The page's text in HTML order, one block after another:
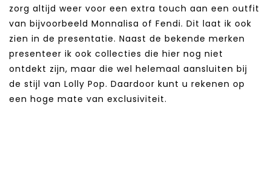
zorg altijd weer voor een extra touch aan een outfit
van bijvoorbeeld Monnalisa of Fendi. Dit laat ik ook
zien in de presentatie. Naast de bekende merken
presenteer ik ook collecties die hier nog niet
ontdekt zijn, maar die wel helemaal aansluiten bij
de stijl van Lolly Pop. Daardoor kunt u rekenen op
een hoge mate van exclusiviteit.